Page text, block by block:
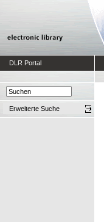
DLR Portal
Erweiterte Suche